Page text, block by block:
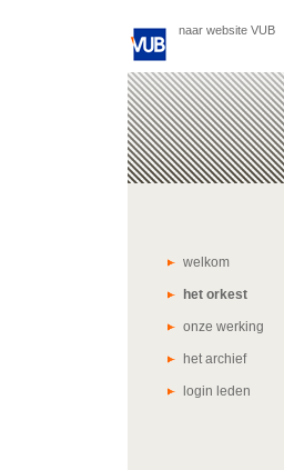
naar website VUB
welkom
het orkest
onze werking
het archief
login leden